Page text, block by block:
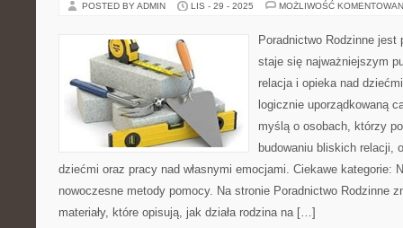
POSTED BY ADMIN LIS - 29 - 2025 MOŻLIWOŚĆ
Poradnictwo Rodzinne
staje się najważniejszym
relacja i opieka nad
logicznie uporządkowaną
myślą o osobach, którzy
budowaniu bliskich relacji,
dziećmi oraz pracy nad własnymi emocjami. Ciekawe kategorie:
nowoczesne metody pomocy. Na stronie Poradnictwo Rodzinne
materiały, które opisują, jak działa rodzina na […]